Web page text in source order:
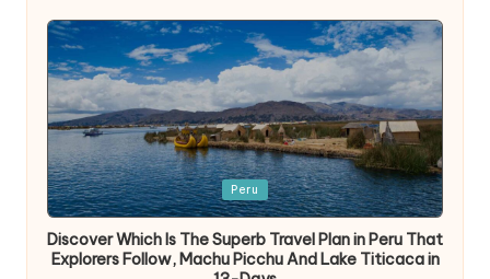
Publicada
en
Peru
Discover Which Is The Superb Travel Plan in Peru That
Explorers Follow, Machu Picchu And Lake Titicaca in